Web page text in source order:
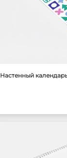
Настенный